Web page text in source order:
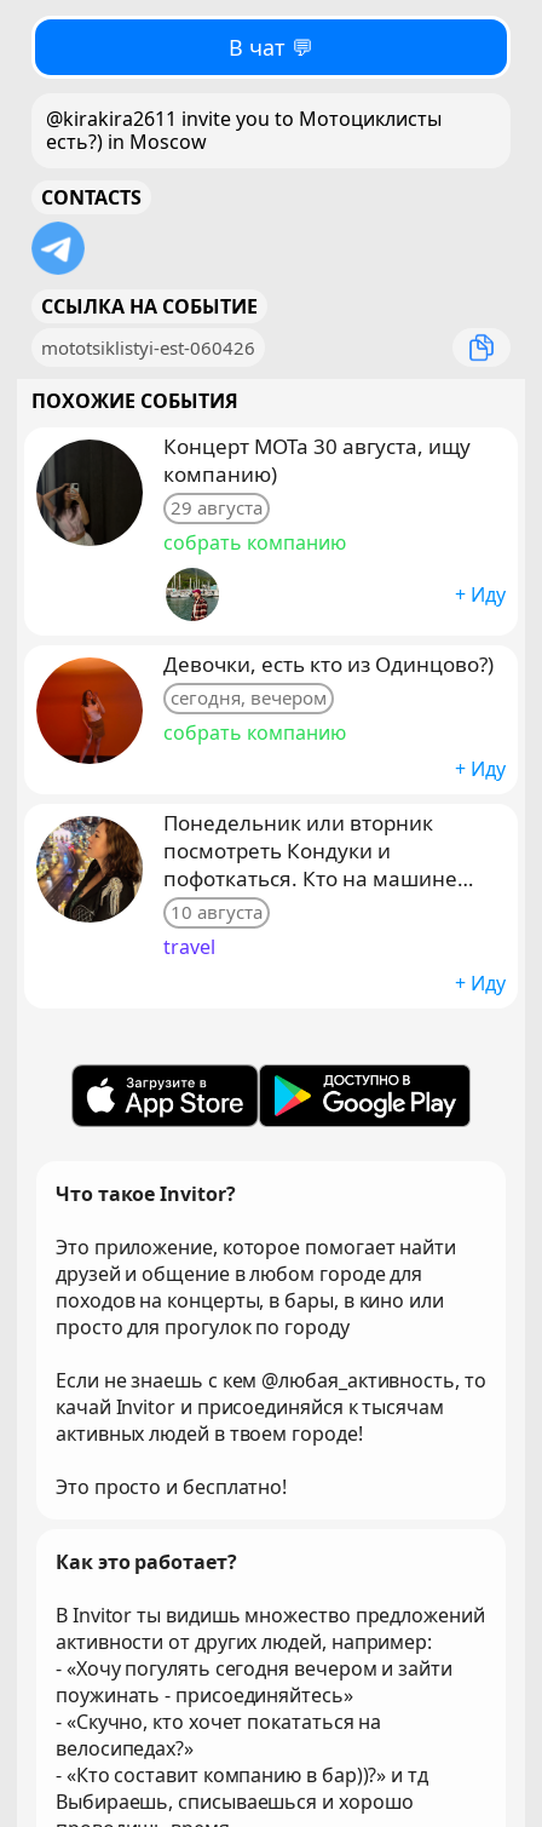
В чат 💬
@kirakira2611 invite you to Мотоциклисты
есть?) in Moscow
CONTACTS
ССЫЛКА НА СОБЫТИЕ
mototsiklistyi-est-060426
ПОХОЖИЕ СОБЫТИЯ
Концерт МОТа 30 августа, ищу
компанию)
29 августа
собрать компанию
+ Иду
Девочки, есть кто из Одинцово?)
сегодня, вечером
собрать компанию
+ Иду
Понедельник или вторник
посмотреть Кондуки и
пофоткаться. Кто на машине
есть?
10 августа
travel
+ Иду
Что такое Invitor?
Это приложение, которое помогает найти
друзей и общение в любом городе для
походов на концерты, в бары, в кино или
просто для прогулок по городу
Если не знаешь с кем @любая_активность, то
качай Invitor и присоединяйся к тысячам
активных людей в твоем городе!
Это просто и бесплатно!
Как это работает?
В Invitor ты видишь множество предложений
активности от других людей, например:
- «Хочу погулять сегодня вечером и зайти
поужинать - присоединяйтесь»
- «Скучно, кто хочет покататься на
велосипедах?»
- «Кто составит компанию в бар))?» и тд
Выбираешь, списываешься и хорошо